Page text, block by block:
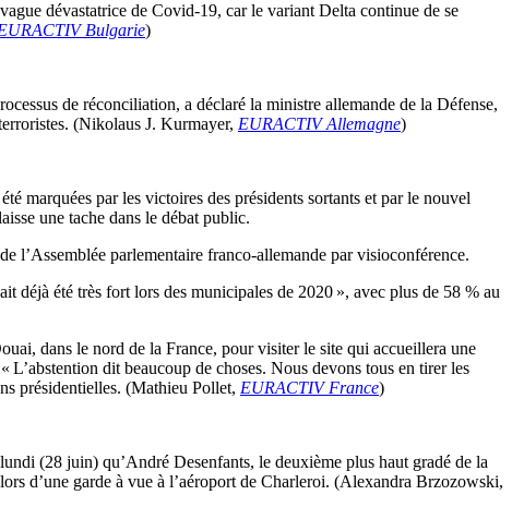
dévastatrice de Covid-19, car le variant Delta continue de se
Bulgarie)
de réconciliation, a déclaré la ministre allemande de la Défense,
(Nikolaus J. Kurmayer, EURACTIV Allemagne)
marquées par les victoires des présidents sortants et par le nouvel
une tache dans le débat public.
l’Assemblée parlementaire franco-allemande par visioconférence.
déjà été très fort lors des municipales de 2020 », avec plus de 58 % au
dans le nord de la France, pour visiter le site qui accueillera une
dit beaucoup de choses. Nous devons tous en tirer les
présidentielles. (Mathieu Pollet, EURACTIV France)
(28 juin) qu’André Desenfants, le deuxième plus haut gradé de la
d’une garde à vue à l’aéroport de Charleroi. (Alexandra Brzozowski,